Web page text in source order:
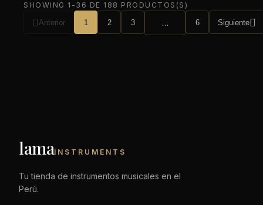
SHOWING 1-36 DE 188 PRODUCTOS(S)
 Anterior 1 2 3 … 6 Siguiente
lamaINSTRUMENTS
Tu tienda de instrumentos musicales en el
Perú.